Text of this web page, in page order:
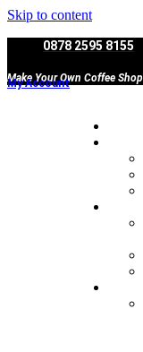
Skip to content
0878 2595 8155
Make Your Own Coffee Shop
My Account